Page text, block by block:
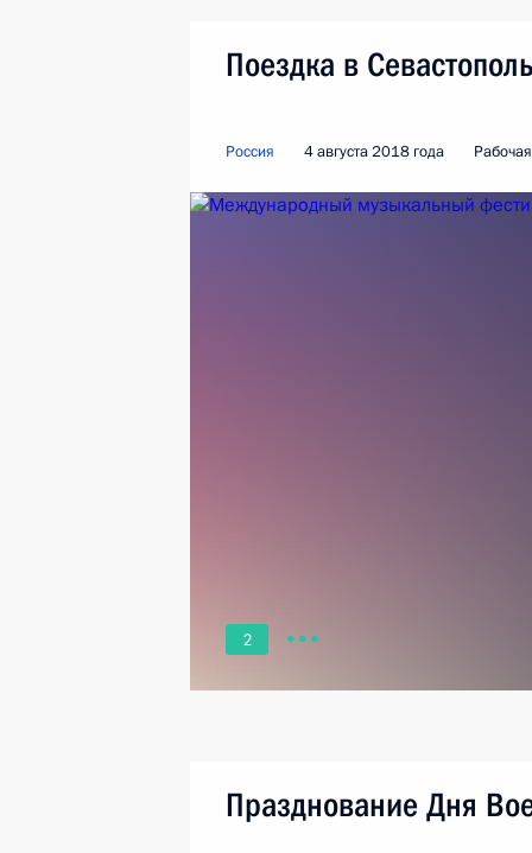
Поездка в Севастополь
Россия 4 августа 2018 года
2
Празднование Дня